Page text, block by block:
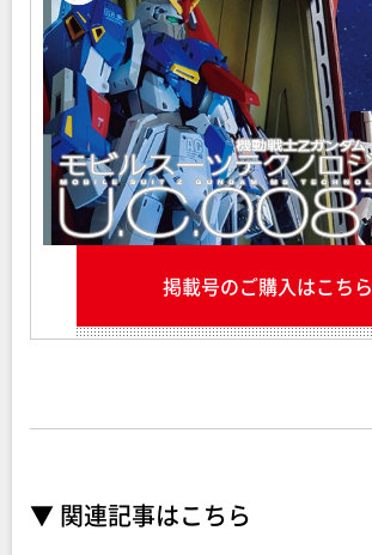
掲載号のご購入はこちら
▼ 関連記事はこちら